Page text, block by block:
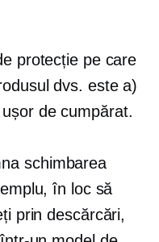
protecție pe care
dvs. este a)
de cumpărat.
schimbarea
în loc să
prin descărcări,